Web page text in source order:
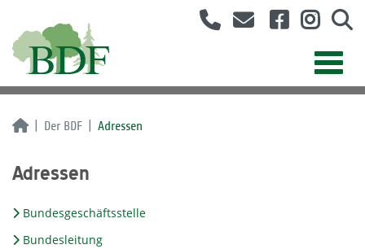
Der BDF Adressen
Adressen
Bundesgeschäftsstelle
Bundesleitung